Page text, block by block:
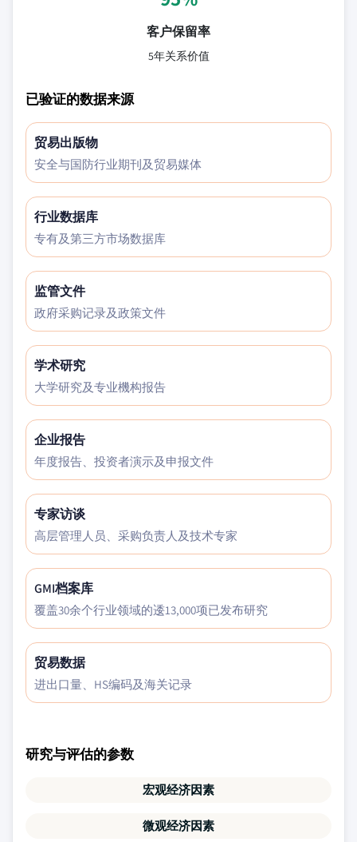
客户保留率
5年关系价值
已验证的数据来源
贸易出版物
安全与国防行业期刊及贸易媒体
行业数据库
专有及第三方市场数据库
监管文件
政府采购记录及政策文件
学术研究
大学研究及专业機构报告
企业报告
年度报告、投资者演示及申报文件
专家访谈
高层管理人员、采购负责人及技术专家
GMI档案库
覆盖30余个行业领域的逶13,000项已发布研究
贸易数据
进出口量、HS编码及海关记录
研究与评估的参数
宏观经济因素
微观经济因素